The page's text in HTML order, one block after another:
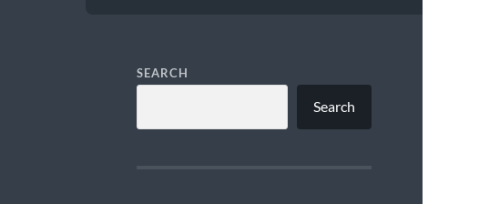
SEARCH
Search